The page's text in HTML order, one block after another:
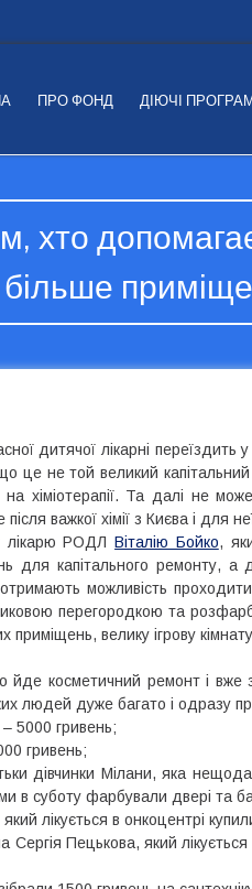
ПРО ФОНД ДІЮЧІ
хто
більше
дитячої лікарні
це не той великий
на хіміотерапії. Та далі не
важкої хімії з Києва і для
лікарю РОДЛВіталію Бойко,
для капітального ремонту,
можливість проходити
перегородкою та
приміщень, велику ігрову
йде косметичний ремонт і вже
людей дуже багато і одразу
5000 гривень;
гривень;
дівчинки Мілани, яка
в суботу фарбували двері та
лікується в онкоцентрі
Пецькова, який